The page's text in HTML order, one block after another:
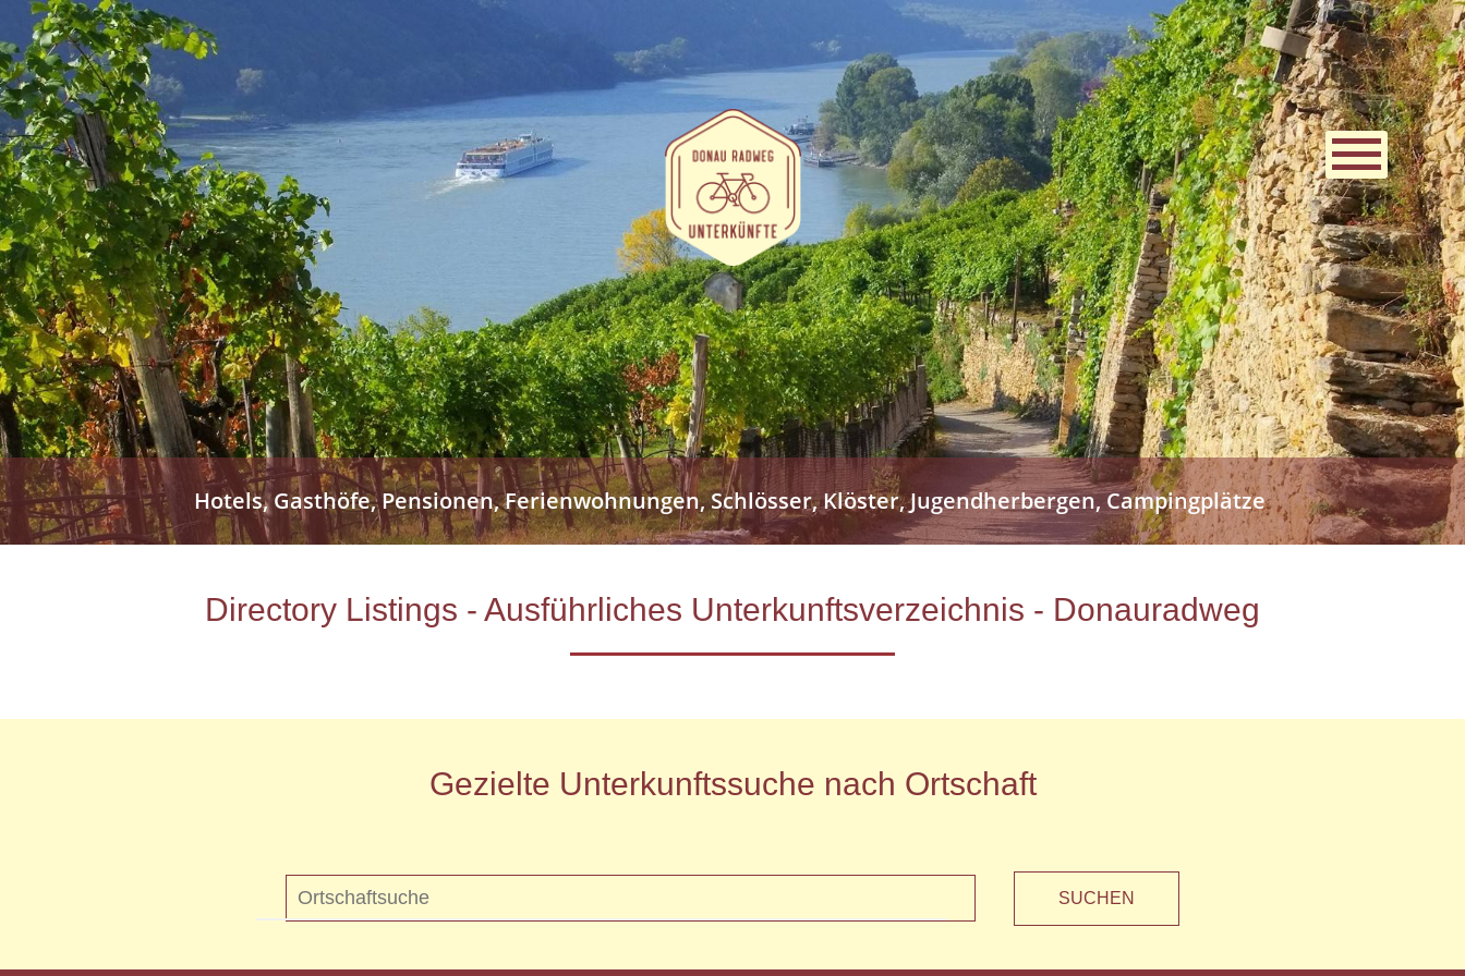
Hotels, Gasthöfe, Pensionen, Ferienwohnungen, Schlösser, Klöster, Jugendherbergen, Campingplätze
Directory Listings - Ausführliches Unterkunftsverzeichnis - Donauradweg
Gezielte Unterkunftssuche nach Ortschaft